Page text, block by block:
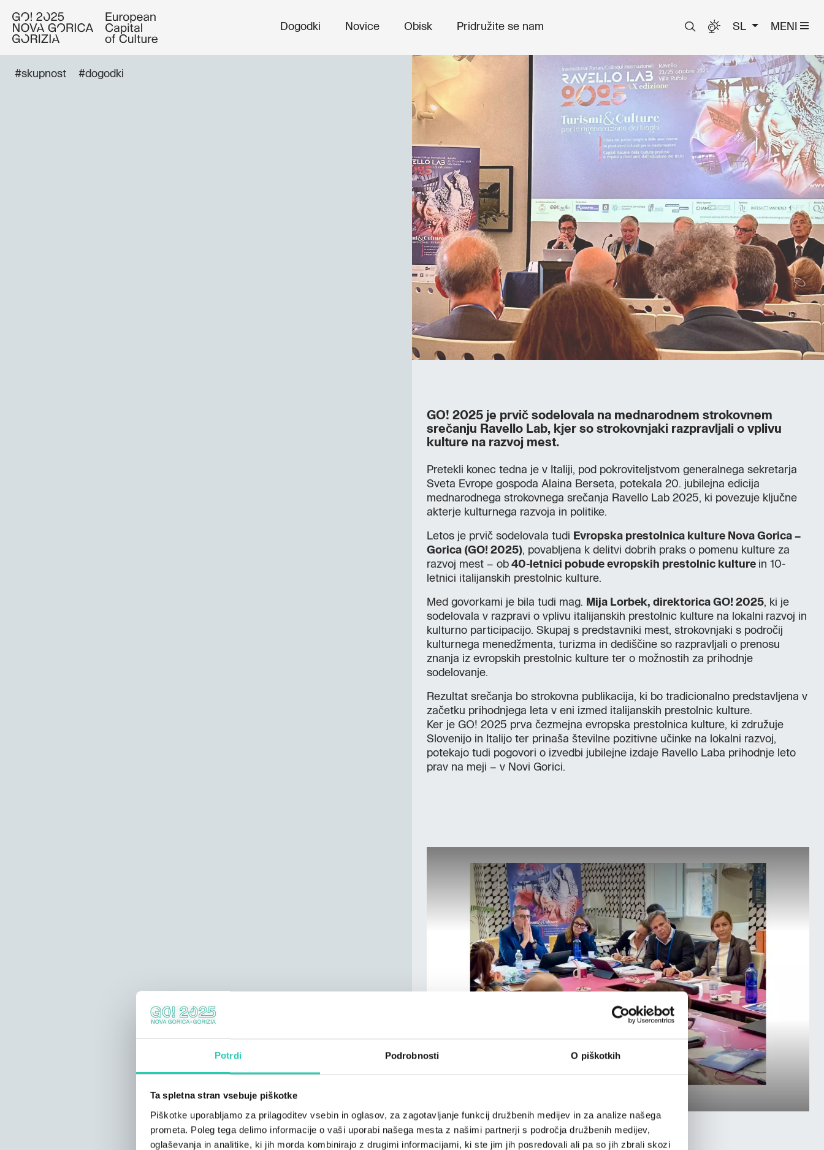
Potrdi Podrobnosti O piškotkih
Ta spletna stran vsebuje piškotke
Piškotke uporabljamo za prilagoditev vsebin in oglasov, za zagotavljanje funkcij družbenih medijev in za analize našega
prometa. Poleg tega delimo informacije o vaši uporabi našega mesta z našimi partnerji s področja družbenih medijev,
oglaševanja in analitike, ki jih morda kombinirajo z drugimi informacijami, ki ste jim jih posredovali ali pa so jih zbrali skozi
Dogodki Novice Obisk Pridružite se nam SL MENI
#skupnost #dogodki
GO! 2025 je prvič sodelovala na mednarodnem strokovnem
srečanju Ravello Lab, kjer so strokovnjaki razpravljali o vplivu
kulture na razvoj mest.
Pretekli konec tedna je v Italiji, pod pokroviteljstvom generalnega sekretarja
Sveta Evrope gospoda Alaina Berseta, potekala 20. jubilejna edicija
mednarodnega strokovnega srečanja Ravello Lab 2025, ki povezuje ključne
akterje kulturnega razvoja in politike.
Letos je prvič sodelovala tudi Evropska prestolnica kulture Nova Gorica –
Gorica (GO! 2025), povabljena k delitvi dobrih praks o pomenu kulture za
razvoj mest – ob 40-letnici pobude evropskih prestolnic kulture in 10-
letnici italijanskih prestolnic kulture.
Med govorkami je bila tudi mag. Mija Lorbek, direktorica GO! 2025, ki je
sodelovala v razpravi o vplivu italijanskih prestolnic kulture na lokalni razvoj in
kulturno participacijo. Skupaj s predstavniki mest, strokovnjaki s področij
kulturnega menedžmenta, turizma in dediščine so razpravljali o prenosu
znanja iz evropskih prestolnic kulture ter o možnostih za prihodnje
sodelovanje.
Rezultat srečanja bo strokovna publikacija, ki bo tradicionalno predstavljena v
začetku prihodnjega leta v eni izmed italijanskih prestolnic kulture.
Ker je GO! 2025 prva čezmejna evropska prestolnica kulture, ki združuje
Slovenijo in Italijo ter prinaša številne pozitivne učinke na lokalni razvoj,
potekajo tudi pogovori o izvedbi jubilejne izdaje Ravello Laba prihodnje leto
prav na meji – v Novi Gorici.